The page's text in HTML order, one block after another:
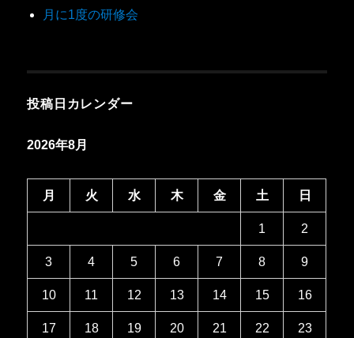
月に1度の研修会
投稿日カレンダー
2026年8月
月 火 水 木 金 土 日
1 2
3 4 5 6 7 8 9
10 11 12 13 14 15 16
17 18 19 20 21 22 23